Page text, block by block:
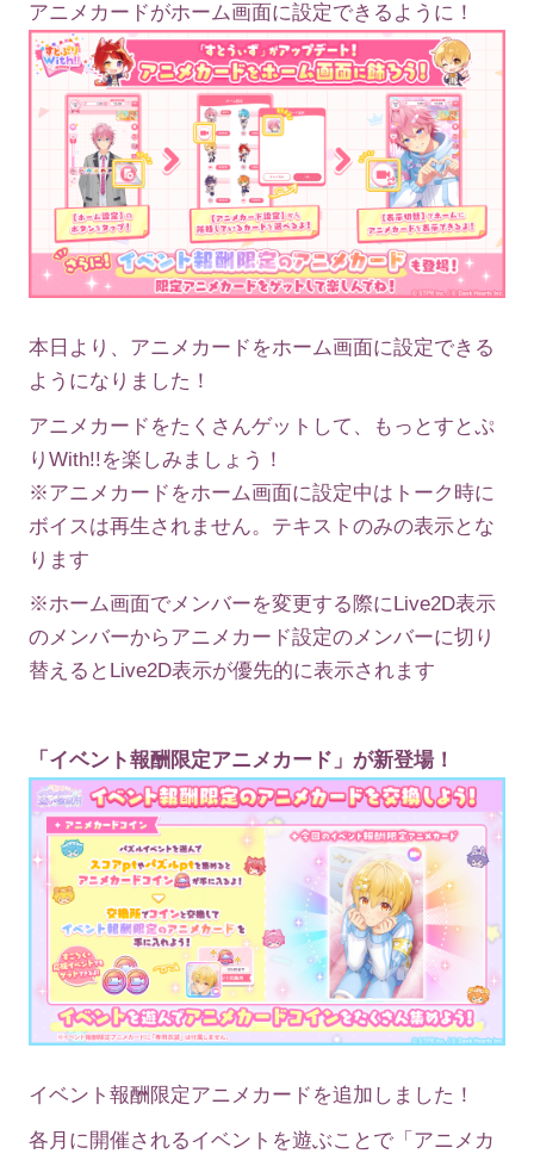
アニメカードがホーム画面に設定できるように！
本日より、アニメカードをホーム画面に設定できる
ようになりました！
アニメカードをたくさんゲットして、もっとすとぷ
りWith!!を楽しみましょう！
※アニメカードをホーム画面に設定中はトーク時に
ボイスは再生されません。テキストのみの表示とな
ります
※ホーム画面でメンバーを変更する際にLive2D表示
のメンバーからアニメカード設定のメンバーに切り
替えるとLive2D表示が優先的に表示されます
「イベント報酬限定アニメカード」が新登場！
イベント報酬限定アニメカードを追加しました！
各月に開催されるイベントを遊ぶことで「アニメカ